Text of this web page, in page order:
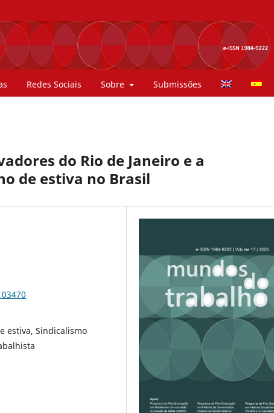
Redes Sociais Sobre Submissões
do Rio de Janeiro e a
de estiva no Brasil
estiva, Sindicalismo